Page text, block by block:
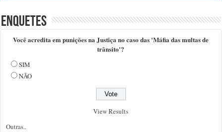
Enquetes
Você acredita em punições na Justiça no caso das 'Máfia das multas de
trânsito'?
SIM
NÃO
View Results
Outras..